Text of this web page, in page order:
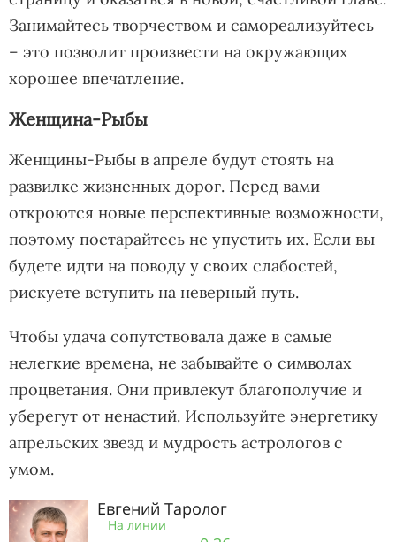
Занимайтесь творчеством и самореализуйтесь
– это позволит произвести на окружающих
хорошее впечатление.
Женщина-Рыбы
Женщины-Рыбы в апреле будут стоять на
развилке жизненных дорог. Перед вами
откроются новые перспективные возможности,
поэтому постарайтесь не упустить их. Если вы
будете идти на поводу у своих слабостей,
рискуете вступить на неверный путь.
Чтобы удача сопутствовала даже в самые
нелегкие времена, не забывайте о символах
процветания. Они привлекут благополучие и
уберегут от ненастий. Используйте энергетику
апрельских звезд и мудрость астрологов с
умом.